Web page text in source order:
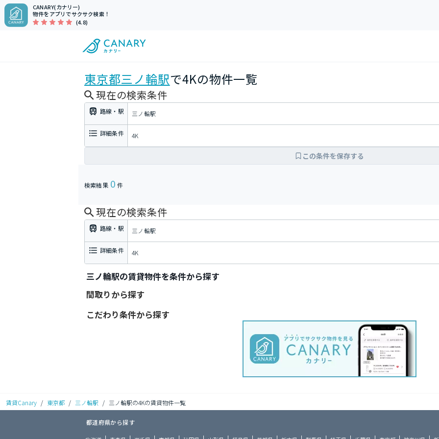
CANARY(カナリー)
物件をアプリでサクサク検索！
(4.8)
東京都三ノ輪駅で4Kの物件一覧
現在の検索条件
路線・駅 三ノ輪駅
詳細条件 4K
この条件を保存する
検索結果 0 件
現在の検索条件
路線・駅 三ノ輪駅
詳細条件 4K
三ノ輪駅の賃貸物件を条件から探す
間取りから探す
こだわり条件から探す
賃貸Canary / 東京都 / 三ノ輪駅 / 三ノ輪駅の4Kの賃貸物件一覧
都道府県から探す